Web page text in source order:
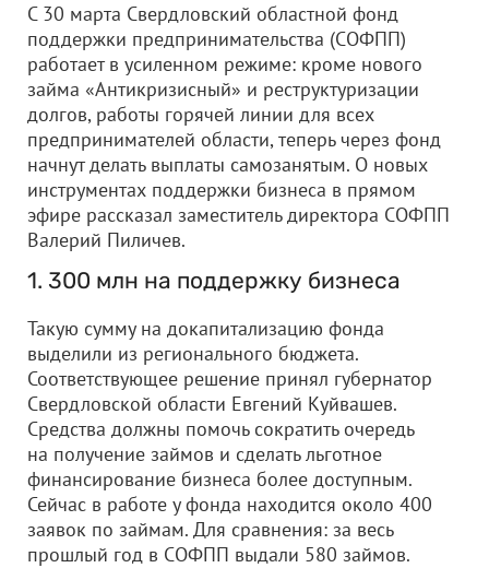
С 30 марта Свердловский областной фонд
поддержки предпринимательства (СОФПП)
работает в усиленном режиме: кроме нового
займа «Антикризисный» и реструктуризации
долгов, работы горячей линии для всех
предпринимателей области, теперь через фонд
начнут делать выплаты самозанятым. О новых
инструментах поддержки бизнеса в прямом
эфире рассказал заместитель директора СОФПП
Валерий Пиличев.
1. 300 млн на поддержку бизнеса
Такую сумму на докапитализацию фонда
выделили из регионального бюджета.
Соответствующее решение принял губернатор
Свердловской области Евгений Куйвашев.
Средства должны помочь сократить очередь
на получение займов и сделать льготное
финансирование бизнеса более доступным.
Сейчас в работе у фонда находится около 400
заявок по займам. Для сравнения: за весь
прошлый год в СОФПП выдали 580 займов.